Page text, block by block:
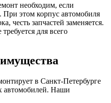
необходим, если
этом корпус автомобиля
честь запчастей заменяется.
для всего
в Санкт-Петербурге
автомобилей. Наши